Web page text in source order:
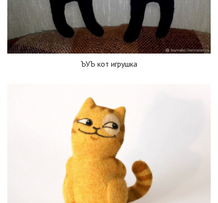
ЪУЪ кот игрушка